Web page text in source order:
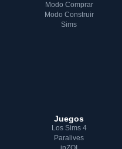
Modo Comprar
Modo Construir
Sims
Juegos
Los Sims 4
Paralives